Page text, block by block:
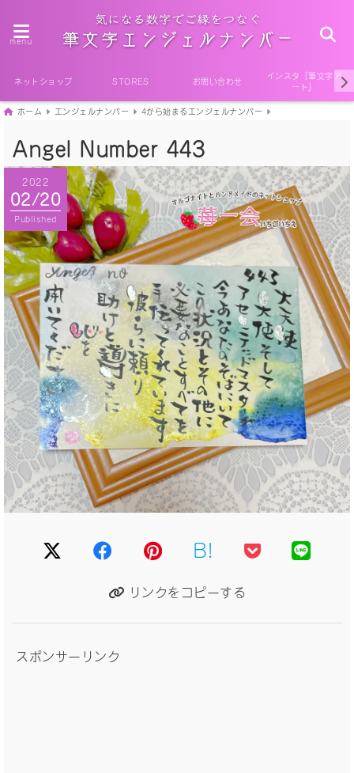
menu
ネットショップ STORES お問い合わせ
インスタ『筆文字ア
ート』
ホーム エンジェルナンバー 4から始まるエンジェルナンバー
Angel Number 443
2022
02/20
Published
B!
リンクをコピーする
スポンサーリンク